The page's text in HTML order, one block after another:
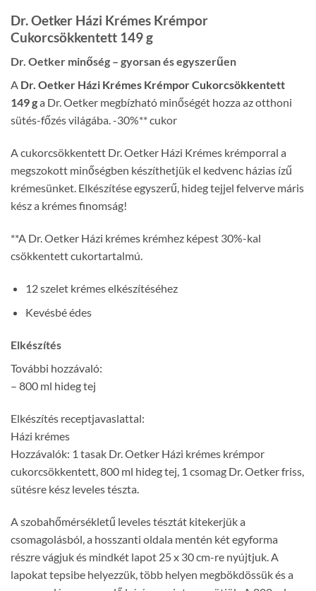
Dr. Oetker Házi Krémes Krémpor
Cukorcsökkentett 149 g
Dr. Oetker minőség – gyorsan és egyszerűen
A Dr. Oetker Házi Krémes Krémpor Cukorcsökkentett
149 ga Dr. Oetker megbízható minőségét hozza az otthoni
sütés-főzés világába. -30%** cukor
A cukorcsökkentett Dr. Oetker Házi Krémes krémporral a
megszokott minőségben készíthetjük el kedvenc házias ízű
krémesünket. Elkészítése egyszerű, hideg tejjel felverve máris
kész a krémes finomság!
**A Dr. Oetker Házi krémes krémhez képest 30%-kal
csökkentett cukortartalmú.
12 szelet krémes elkészítéséhez
Kevésbé édes
Elkészítés
További hozzávaló:
– 800 ml hideg tej
Elkészítés receptjavaslattal:
Házi krémes
Hozzávalók: 1 tasak Dr. Oetker Házi krémes krémpor
cukorcsökkentett, 800 ml hideg tej, 1 csomag Dr. Oetker friss,
sütésre kész leveles tészta.
A szobahőmérsékletű leveles tésztát kitekerjük a
csomagolásból, a hosszanti oldala mentén két egyforma
részre vágjuk és mindkét lapot 25 x 30 cm-re nyújtjuk. A
lapokat tepsibe helyezzük, több helyen megbökdössük és a